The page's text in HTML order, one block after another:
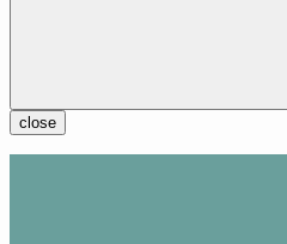
close